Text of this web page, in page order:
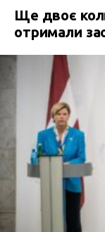
Ще двоє
отримали